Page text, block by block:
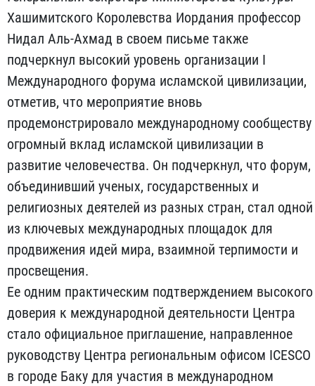
Хашимитского Королевства Иордания профессор
Нидал Аль-Ахмад в своем письме также
подчеркнул высокий уровень организации I
Международного форума исламской цивилизации,
отметив, что мероприятие вновь
продемонстрировало международному сообществу
огромный вклад исламской цивилизации в
развитие человечества. Он подчеркнул, что форум,
объединивший ученых, государственных и
религиозных деятелей из разных стран, стал одной
из ключевых международных площадок для
продвижения идей мира, взаимной терпимости и
просвещения.
Ее одним практическим подтверждением высокого
доверия к международной деятельности Центра
стало официальное приглашение, направленное
руководству Центра региональным офисом ICESCO
в городе Баку для участия в международном